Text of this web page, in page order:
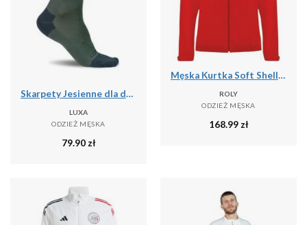
Skarpety Jesienne dla dorosłych LUXA Finest
LUXA
ODZIEŻ MĘSKA
79.90 zł
Męska Kurtka Soft Shell Rudolph
ROLY
ODZIEŻ MĘSKA
168.99 zł